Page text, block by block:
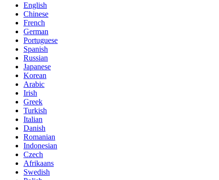
English
Chinese
French
German
Portuguese
Spanish
Russian
Japanese
Korean
Arabic
Irish
Greek
Turkish
Italian
Danish
Romanian
Indonesian
Czech
Afrikaans
Swedish